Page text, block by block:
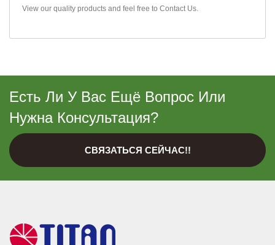
View our quality products and feel free to Contact Us.
Есть Ли У Вас Ещё Вопрос Или
Нужна Консультация?
СВЯЗАТЬСЯ СЕЙЧАС!!